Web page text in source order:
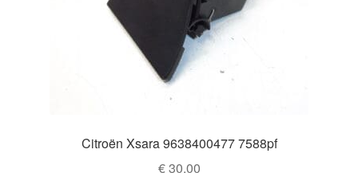
Citroën Xsara 9638400477 7588pf
€30,00